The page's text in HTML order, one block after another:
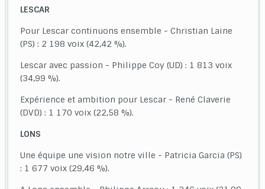
LESCAR
Pour Lescar continuons ensemble - Christian Laine
(PS) : 2 198 voix (42,42 %).
Lescar avec passion - Philippe Coy (UD) : 1 813 voix
(34,99 %).
Expérience et ambition pour Lescar - René Claverie
(DVD) : 1 170 voix (22,58 %).
LONS
Une équipe une vision notre ville - Patricia Garcia (PS)
: 1 677 voix (29,46 %).